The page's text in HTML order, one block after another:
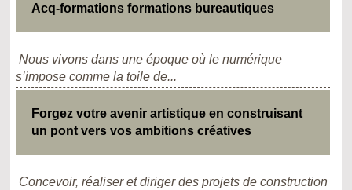
Acq-formations formations bureautiques
Nous vivons dans une époque où le numérique
s’impose comme la toile de...
Forgez votre avenir artistique en construisant
un pont vers vos ambitions créatives
Concevoir, réaliser et diriger des projets de construction